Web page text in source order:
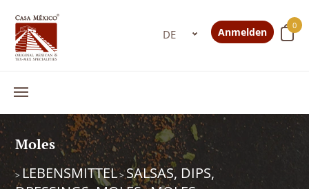
0
Anmelden
Moles
> LEBENSMITTEL>SALSAS, DIPS,